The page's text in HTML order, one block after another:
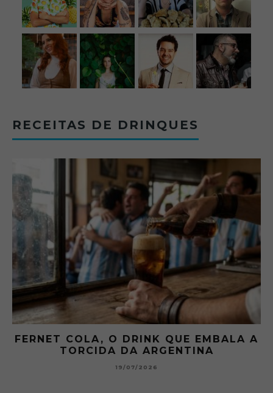
RECEITAS DE DRINQUES
GIBSON: O PICLES QUE MUDOU A
HISTÓRIA DOS MARTINI
15/07/2026